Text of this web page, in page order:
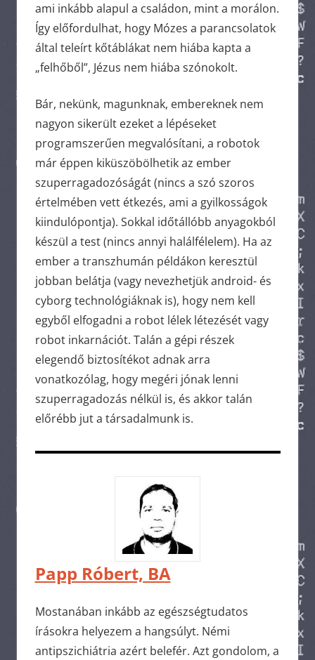
ami inkább alapul a családon, mint a morálon.
Így előfordulhat, hogy Mózes a parancsolatok
által teleírt kőtáblákat nem hiába kapta a
„felhőből”, Jézus nem hiába szónokolt.
Bár, nekünk, magunknak, embereknek nem
nagyon sikerült ezeket a lépéseket
programszerűen megvalósítani, a robotok
már éppen kiküszöbölhetik az ember
szuperragadozóságát (nincs a szó szoros
értelmében vett étkezés, ami a gyilkosságok
kiindulópontja). Sokkal időtállóbb anyagokból
készül a test (nincs annyi halálfélelem). Ha az
ember a transzhumán példákon keresztül
jobban belátja (vagy nevezhetjük android- és
cyborg technológiáknak is), hogy nem kell
egyből elfogadni a robot lélek létezését vagy
robot inkarnációt. Talán a gépi részek
elegendő biztosítékot adnak arra
vonatkozólag, hogy megéri jónak lenni
szuperragadozás nélkül is, és akkor talán
előrébb jut a társadalmunk is.
Papp Róbert, BA
Mostanában inkább az egészségtudatos
írásokra helyezem a hangsúlyt. Némi
antipszichiátria azért belefér. Azt gondolom, a